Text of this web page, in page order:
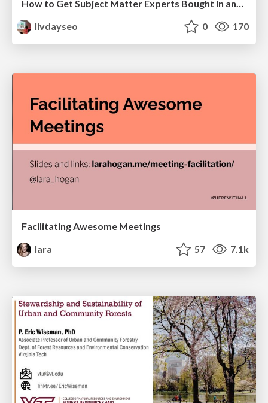
How to Get Subject Matter Experts Bought In and Actively Contributing to SEO & PR Initiatives.
livdayseo
0 170
Facilitating Awesome Meetings
lara
57 7.1k